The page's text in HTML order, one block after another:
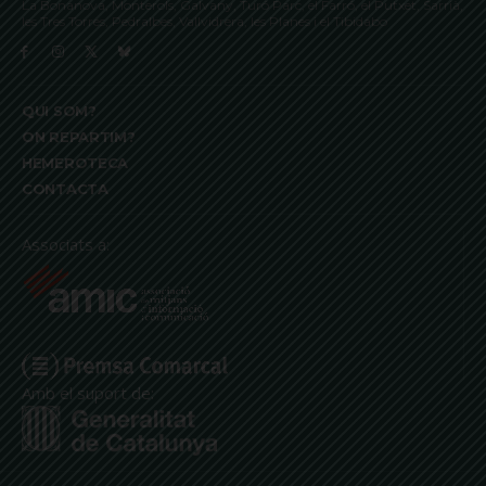
La Bonanova, Monterols, Galvany, Turó Parc, el Farró, el Putxet, Sarrià,
les Tres Torres, Pedralbes, Vallvidrera, les Planes i el Tibidabo
QUI SOM?
ON REPARTIM?
HEMEROTECA
CONTACTA
Associats a:
Amb el suport de: